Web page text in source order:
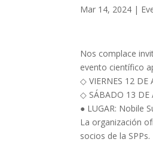
Mar 14, 2024 |
Nos complace
evento científico
◇ VIERNES 12 DE
◇ SÁBADO 13 DE
● LUGAR: Nobile
La organización
socios de la SPPs.